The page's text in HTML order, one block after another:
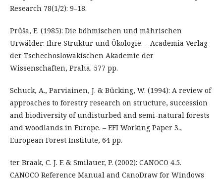
Research 78(1/2): 9–18.
Průša, E. (1985): Die böhmischen und mährischen
Urwälder: Ihre Struktur und Ökologie. – Academia Verlag
der Tschechoslowakischen Akademie der
Wissenschaften, Praha. 577 pp.
Schuck, A., Parviainen, J. & Bücking, W. (1994): A review of
approaches to forestry research on structure, succession
and biodiversity of undisturbed and semi-natural forests
and woodlands in Europe. – EFI Working Paper 3.,
European Forest Institute, 64 pp.
ter Braak, C. J. F. & Smilauer, P. (2002): CANOCO 4.5.
CANOCO Reference Manual and CanoDraw for Windows